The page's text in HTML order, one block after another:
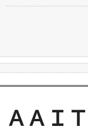
ＡＡＩ